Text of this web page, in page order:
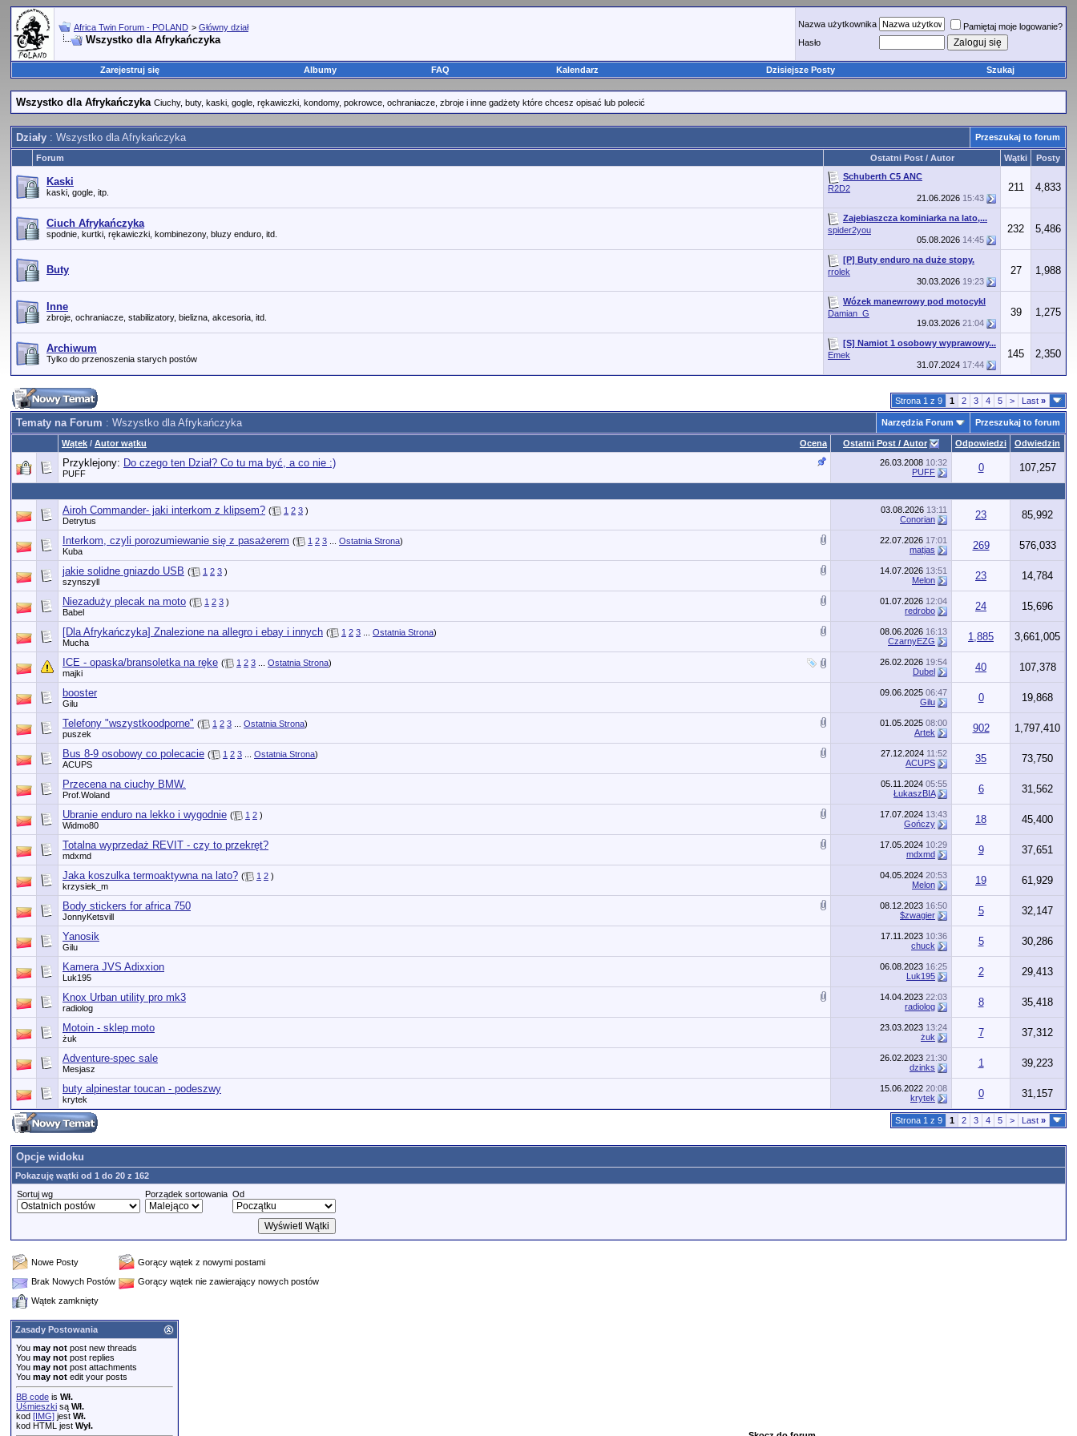
Africa Twin Forum - POLAND > Główny dział
Wszystko dla Afrykańczyka
Nazwa użytkownika
Pamiętaj moje logowanie?
Hasło
Zarejestruj się Albumy FAQ Kalendarz Dzisiejsze Posty Szukaj
Wszystko dla Afrykańczyka Ciuchy, buty, kaski, gogle, rękawiczki, kondomy, pokrowce, ochraniacze, zbroje i inne gadżety które chcesz opisać lub polecić
Działy : Wszystko dla Afrykańczyka Przeszukaj to forum
Forum Ostatni Post / Autor Wątki Posty
Kaski
kaski, gogle, itp.
Schuberth C5 ANC
R2D2
21.06.2026 15:43
211 4,833
Ciuch Afrykańczyka
spodnie, kurtki, rękawiczki, kombinezony, bluzy enduro, itd.
Zajebiaszcza kominiarka na lato,...
spider2you
05.08.2026 14:45
232 5,486
Buty
[P] Buty enduro na duże stopy.
rrolek
30.03.2026 19:23
27 1,988
Inne
zbroje, ochraniacze, stabilizatory, bielizna, akcesoria, itd.
Wózek manewrowy pod motocykl
Damian_G
19.03.2026 21:04
39 1,275
Archiwum
Tylko do przenoszenia starych postów
[S] Namiot 1 osobowy wyprawowy...
Emek
31.07.2024 17:44
145 2,350
Strona 1 z 9 1 2 3 4 5 > Last »
Tematy na Forum : Wszystko dla Afrykańczyka Narzędzia Forum Przeszukaj to forum
Ocena
Wątek / Autor wątku Ostatni Post / Autor Odpowiedzi Odwiedzin
Przyklejony: Do czego ten Dział? Co tu ma być, a co nie :)
PUFF
26.03.2008 10:32
PUFF
0 107,257
Airoh Commander- jaki interkom z klipsem? ( 1 2 3 )
Detrytus
03.08.2026 13:11
Conorian
23 85,992
Interkom, czyli porozumiewanie się z pasażerem ( 1 2 3 Ostatnia Strona)
Kuba
22.07.2026 17:01
matjas
269 576,033
jakie solidne gniazdo USB ( 1 2 3 )
szynszyll
14.07.2026 13:51
Melon
23 14,784
Niezaduży plecak na moto ( 1 2 3 )
Babel
01.07.2026 12:04
redrobo
24 15,696
[Dla Afrykańczyka] Znalezione na allegro i ebay i innych ( 1 2 3 Ostatnia Strona)
Mucha
08.06.2026 16:13
CzarnyEZG
1,885 3,661,005
ICE - opaska/bransoletka na ręke ( 1 2 3 Ostatnia Strona)
majki
26.02.2026 19:54
Dubel
40 107,378
booster
Gilu
09.06.2025 06:47
Gilu
0 19,868
Telefony "wszystkoodporne" ( 1 2 3 Ostatnia Strona)
puszek
01.05.2025 08:00
Artek
902 1,797,410
Bus 8-9 osobowy co polecacie ( 1 2 3 Ostatnia Strona)
ACUPS
27.12.2024 11:52
ACUPS
35 73,750
Przecena na ciuchy BMW.
Prof.Woland
05.11.2024 05:55
ŁukaszBIA
6 31,562
Ubranie enduro na lekko i wygodnie ( 1 2 )
Widmo80
17.07.2024 13:43
Gończy
18 45,400
Totalna wyprzedaż REVIT - czy to przekręt?
mdxmd
17.05.2024 10:29
mdxmd
9 37,651
Jaka koszulka termoaktywna na lato? ( 1 2 )
krzysiek_m
04.05.2024 20:53
Melon
19 61,929
Body stickers for africa 750
JonnyKetsvill
08.12.2023 16:50
$zwagier
5 32,147
Yanosik
Gilu
17.11.2023 10:36
chuck
5 30,286
Kamera JVS Adixxion
Luk195
06.08.2023 16:25
Luk195
2 29,413
Knox Urban utility pro mk3
radiolog
14.04.2023 22:03
radiolog
8 35,418
Motoin - sklep moto
żuk
23.03.2023 13:24
żuk
7 37,312
Adventure-spec sale
Mesjasz
26.02.2023 21:30
dzinks
1 39,223
buty alpinestar toucan - podeszwy
krytek
15.06.2022 20:08
krytek
0 31,157
Strona 1 z 9 1 2 3 4 5 > Last »
Opcje widoku
Pokazuję wątki od 1 do 20 z 162
Sortuj wg
Porządek sortowania Od
Nowe Posty
Gorący wątek z nowymi postami
Brak Nowych Postów
Gorący wątek nie zawierający nowych postów
Wątek zamknięty
Zasady Postowania
You may not post new threads
You may not post replies
You may not post attachments
You may not edit your posts
BB code is Wł.
Uśmieszki są Wł.
kod [IMG] jest Wł.
kod HTML jest Wył.